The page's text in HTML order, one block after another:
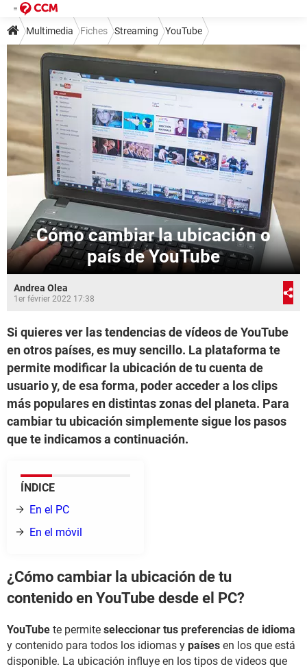
Multimedia Fiches Streaming YouTube
Cómo cambiar la ubicación o
país de YouTube
Andrea Olea
1er février 2022 17:38
Si quieres ver las tendencias de vídeos de YouTube
en otros países, es muy sencillo. La plataforma te
permite modificar la ubicación de tu cuenta de
usuario y, de esa forma, poder acceder a los clips
más populares en distintas zonas del planeta. Para
cambiar tu ubicación simplemente sigue los pasos
que te indicamos a continuación.
ÍNDICE
En el PC
En el móvil
¿Cómo cambiar la ubicación de tu
contenido en YouTube desde el PC?
YouTube te permite seleccionar tus preferencias de idioma
y contenido para todos los idiomas y países en los que está
disponible. La ubicación influye en los tipos de videos que